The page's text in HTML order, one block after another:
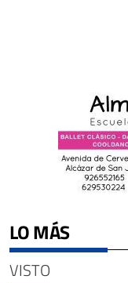
LO MÁS
VISTO